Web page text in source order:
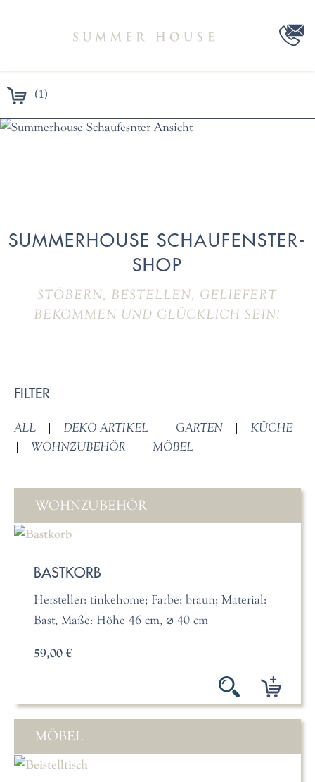
(1)
SUMMERHOUSE SCHAUFENSTER-
SHOP
STÖBERN, BESTELLEN, GELIEFERT
BEKOMMEN UND GLÜCKLICH SEIN!
FILTER
ALL | DEKO ARTIKEL | GARTEN |
KÜCHE
|
WOHNZUBEHÖR | MÖBEL
WOHNZUBEHÖR
BASTKORB
Hersteller: tinkehome; Farbe: braun; Material:
Bast, Maße: Höhe 46 cm, ⌀ 40 cm
59,00 €
MÖBEL